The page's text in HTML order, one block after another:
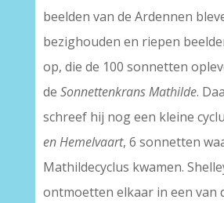
beelden van de Ardennen
bezighouden en riepen
op, die de 100 sonnetten
de Sonnettenkrans Mathilde.
schreef hij nog een kleine
en Hemelvaart, 6 sonnetten
Mathildecyclus kwamen.
ontmoetten elkaar in een van